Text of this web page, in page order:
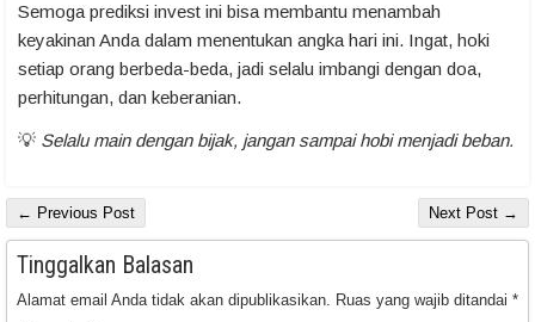
Semoga prediksi invest ini bisa membantu menambah
keyakinan Anda dalam menentukan angka hari ini. Ingat, hoki
setiap orang berbeda-beda, jadi selalu imbangi dengan doa,
perhitungan, dan keberanian.
💡 Selalu main dengan bijak, jangan sampai hobi menjadi beban.
← Previous Post Next Post →
Tinggalkan Balasan
Alamat email Anda tidak akan dipublikasikan. Ruas yang wajib ditandai *